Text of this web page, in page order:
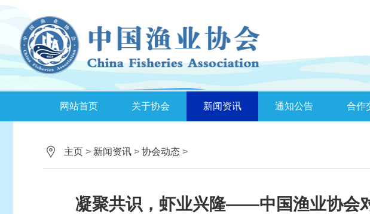
网站首页 关于协会 新闻资讯 通知公告 合作
主页 > 新闻资讯 > 协会动态 >
凝聚共识，虾业兴隆——中国渔业协会